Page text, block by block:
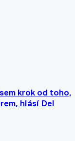
krok od toho,
hlásí Del